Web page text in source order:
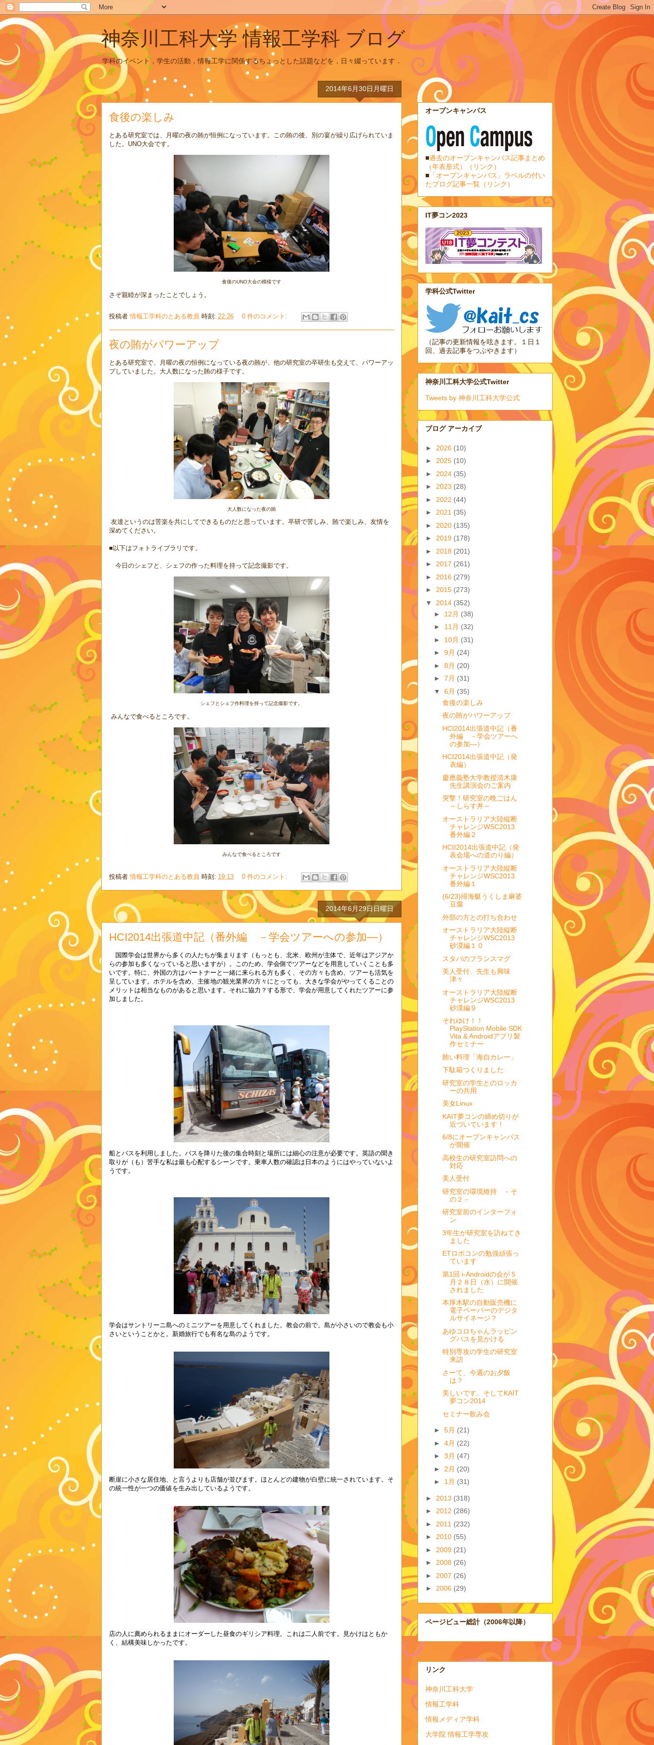
神奈川工科大学 情報工学科 ブログ
学科のイベント，学生の活動，情報工学に関係するちょっとした話題などを，日々綴っています．
2014年6月30日月曜日
食後の楽しみ
とある研究室では、月曜の夜の賄が恒例になっています。この賄の後、別の宴が繰り広げられていま
した。UNO大会です。
食後のUNO大会の模様です
さぞ親睦が深まったことでしょう。
投稿者情報工学科のとある教員 時刻: 22:26 0 件のコメント:
夜の賄がパワーアップ
とある研究室で、月曜の夜の恒例になっている夜の賄が、他の研究室の卒研生も交えて、パワーアッ
プしていました。大人数になった賄の様子です。
大人数になった夜の賄
友達というのは苦楽を共にしてできるものだと思っています。卒研で苦しみ、賄で楽しみ、友情を
深めてください。
■以下はフォトライブラリです。
今日のシェフと、シェフの作った料理を持って記念撮影です。
シェフとシェフ作料理を持って記念撮影です。
みんなで食べるところです。
みんなで食べるところです
投稿者情報工学科のとある教員 時刻: 19:13 0 件のコメント:
2014年6月29日日曜日
HCI2014出張道中記（番外編 －学会ツアーへの参加―）
国際学会は世界から多くの人たちが集まります（もっとも、北米、欧州が主体で、近年はアジアか
らの参加も多くなっていると思いますが）。このため、学会側でツアーなどを用意していくことも多
いです。特に、外国の方はパートナーと一緒に来られる方も多く、その方々も含め、ツアーも活気を
呈しています。ホテルを含め、主催地の観光業界の方々にとっても、大きな学会がやってくることの
メリットは相当なものがあると思います。それに協力？する形で、学会が用意してくれたツアーに参
加しました。
船とバスを利用しました。バスを降りた後の集合時刻と場所には細心の注意が必要です。英語の聞き
取りが（も）苦手な私は最も心配するシーンです。乗車人数の確認は日本のようにはやっていないよ
うです。
学会はサントリーニ島へのミニツアーを用意してくれました。教会の前で。島が小さいので教会も小
さいということかと。新婚旅行でも有名な島のようです。
断崖に小さな居住地、と言うよりも店舗が並びます。ほとんどの建物が白壁に統一されています。そ
の統一性が一つの価値を生み出しているようです。
店の人に薦められるままにオーダーした昼食のギリシア料理。これは二人前です。見かけはともか
く、結構美味しかったです。
オープンキャンパス
■過去のオープンキャンパス記事まとめ
（年表形式）（リンク）
■ 「オープンキャンパス」ラベルの付い
たブログ記事一覧（リンク）
IT夢コン2023
学科公式Twitter
（記事の更新情報を呟きます。１日１
回、過去記事をつぶやきます）
神奈川工科大学公式Twitter
Tweets by 神奈川工科大学公式
ブログ アーカイブ
► 2026 (10)
► 2025 (10)
► 2024 (35)
► 2023 (28)
► 2022 (44)
► 2021 (35)
► 2020 (135)
► 2019 (178)
► 2018 (201)
► 2017 (261)
► 2016 (279)
► 2015 (273)
▼ 2014 (352)
► 12月 (38)
► 11月 (32)
► 10月 (31)
► 9月 (24)
► 8月 (20)
► 7月 (31)
▼ 6月 (35)
食後の楽しみ
夜の賄がパワーアップ
HCI2014出張道中記（番
外編 －学会ツアーへ
の参加―）
HCI2014出張道中記（発
表編）
慶應義塾大学教授清木康
先生講演会のご案内
突撃！研究室の晩ごはん
～しらす丼～
オーストラリア大陸縦断
チャレンジWSC2013
番外編２
HCII2014出張道中記（発
表会場への道のり編）
オーストラリア大陸縦断
チャレンジWSC2013
番外編１
(6/23)掃海艇うくしま麻婆
豆腐
外部の方との打ち合わせ
オーストラリア大陸縦断
チャレンジWSC2013
砂漠編１０
スタバのフランスマグ
美人受付、先生も興味
津々
オーストラリア大陸縦断
チャレンジWSC2013
砂漠編９
それゆけ！！
PlayStation Mobile SDK
Vita & Androidアプリ製
作セミナー
賄い料理「海自カレー」
下駄箱つくりました
研究室の学生とのロッカ
ーの共用
美女Linux
KAIT夢コンの締め切りが
近づいています！
6/8にオープンキャンパス
が開催
高校生の研究室訪問への
対応
美人受付
研究室の環境維持 －そ
の２－
研究室前のインターフォ
ン
3年生が研究室を訪ねてき
ました
ETロボコンの勉強頑張っ
ています
第1回 i-Androidの会が５
月２８日（水）に開催
されました
本厚木駅の自動販売機に
電子ペーパーのデジタ
ルサイネージ？
あゆコロちゃんラッピン
グバスを見かける
特別専攻の学生の研究室
来訪
さーて、今週のお夕飯
は？
美しいです。そしてKAIT
夢コン2014
セミナー飲み会
► 5月 (21)
► 4月 (22)
► 3月 (47)
► 2月 (20)
► 1月 (31)
► 2013 (318)
► 2012 (286)
► 2011 (232)
► 2010 (55)
► 2009 (21)
► 2008 (26)
► 2007 (26)
► 2006 (29)
ページビュー総計（2006年以降）
リンク
神奈川工科大学
情報工学科
情報メディア学科
大学院 情報工学専攻